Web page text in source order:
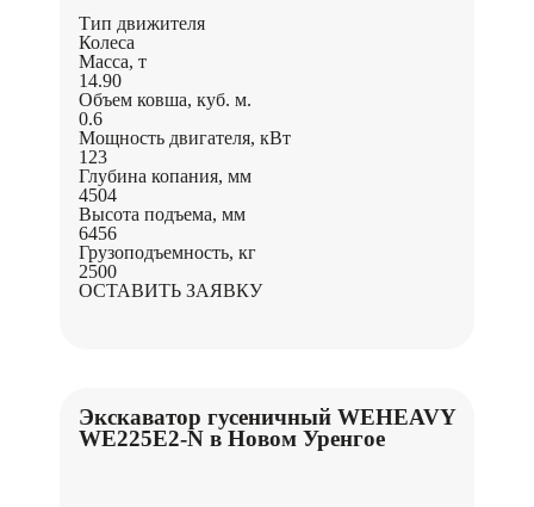
Тип движителя
Колеса
Масса, т
14.90
Объем ковша, куб. м.
0.6
Мощность двигателя, кВт
123
Глубина копания, мм
4504
Высота подъема, мм
6456
Грузоподъемность, кг
2500
ОСТАВИТЬ ЗАЯВКУ
Экскаватор гусеничный WEHEAVY
WE225Е2-N в Новом Уренгое